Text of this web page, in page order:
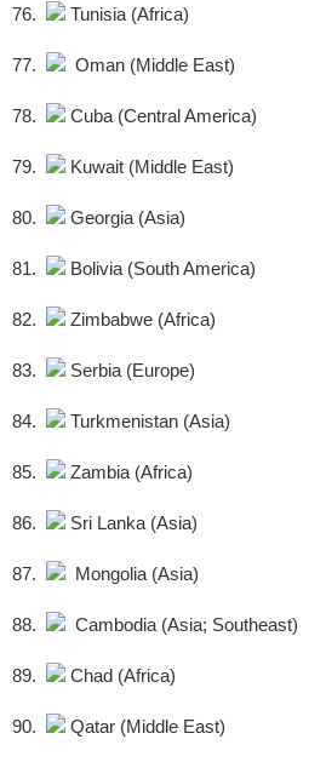
76. Tunisia (Africa)
77. Oman (Middle East)
78. Cuba (Central America)
79. Kuwait (Middle East)
80. Georgia (Asia)
81. Bolivia (South America)
82. Zimbabwe (Africa)
83. Serbia (Europe)
84. Turkmenistan (Asia)
85. Zambia (Africa)
86. Sri Lanka (Asia)
87. Mongolia (Asia)
88. Cambodia (Asia; Southeast)
89. Chad (Africa)
90. Qatar (Middle East)